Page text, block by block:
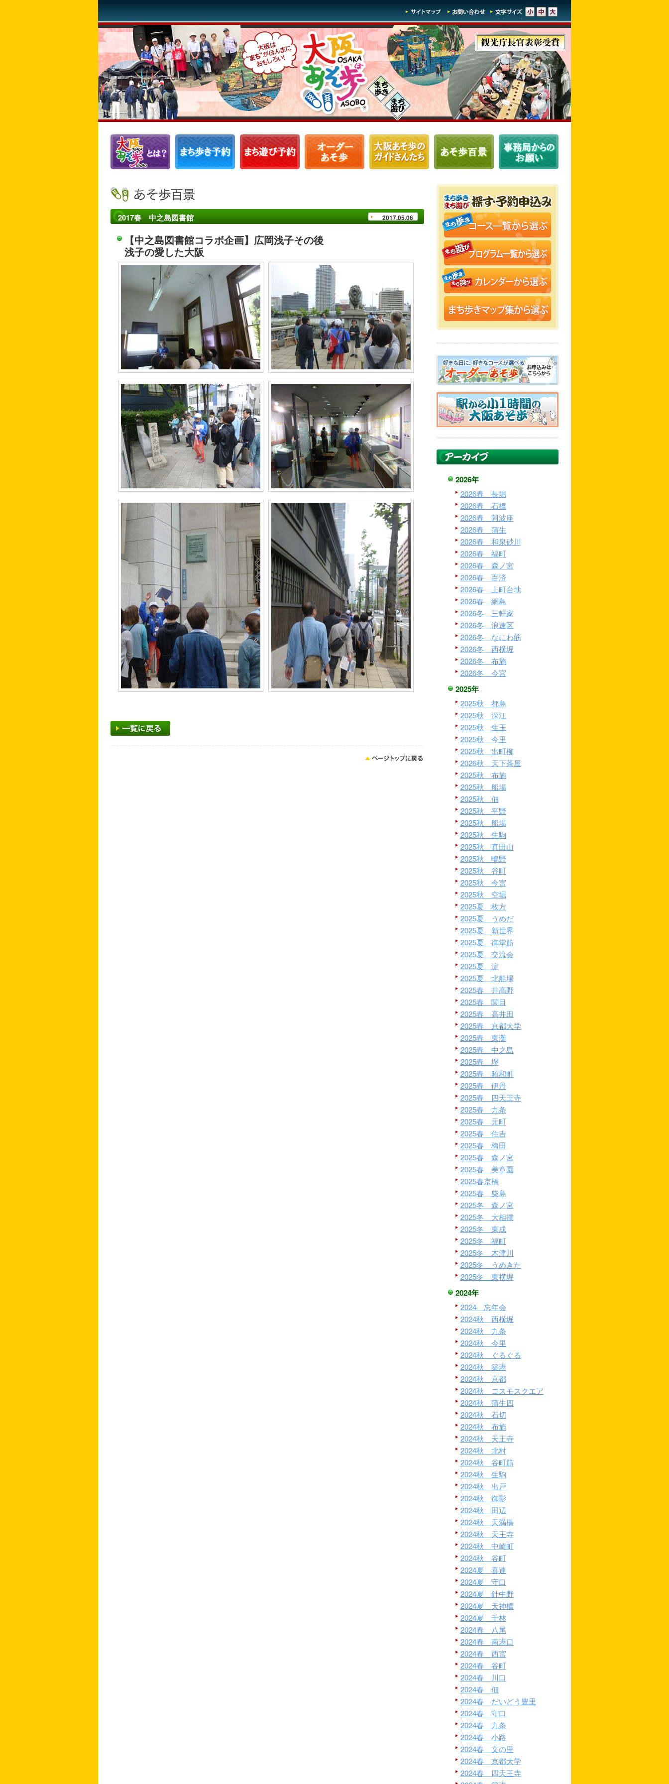
2026年
2026春 長堀
2026春 石橋
2026春 阿波座
2026春 蒲生
2026春 和泉砂川
2026春 福町
2026春 森ノ宮
2026春 百済
2026春 上町台地
2026春 網島
2026冬 三軒家
2026冬 浪速区
2026冬 なにわ筋
2026冬 西横堀
2026冬 布施
2026冬 今宮
2025年
2025秋 都島
2025秋 深江
2025秋 生玉
2025秋 今里
2025秋 出町柳
2026秋 天下茶屋
2025秋 布施
2025秋 船場
2025秋 佃
2025秋 平野
2025秋 船場
2025秋 生駒
2025秋 真田山
2025秋 鴫野
2025秋 谷町
2025秋 今宮
2025秋 空堀
2025夏 枚方
2025夏 うめだ
2025夏 新世界
2025夏 御堂筋
2025夏 交流会
2025夏 淀
2025夏 北船場
2025春 井高野
2025春 関目
2025春 高井田
2025春 京都大学
2025春 東灘
2025春 中之島
2025春 堺
2025春 昭和町
2025春 伊丹
2025春 四天王寺
2025春 九条
2025春 元町
2025春 住吉
2025春 梅田
2025春 森ノ宮
2025春 美章園
2025春京橋
2025春 柴島
2025冬 森ノ宮
2025冬 大相撲
2025冬 東成
2025冬 福町
2025冬 木津川
2025冬 うめきた
2025冬 東横堀
2024年
2024 忘年会
2024秋 西横堀
2024秋 九条
2024秋 今里
2024秋 ぐるぐる
2024秋 築港
2024秋 京都
2024秋 コスモスクエア
2024秋 蒲生四
2024秋 石切
2024秋 布施
2024秋 天王寺
2024秋 北村
2024秋 谷町筋
2024秋 生駒
2024秋 出戸
2024秋 御影
2024秋 田辺
2024秋 天満橋
2024秋 天王寺
2024秋 中崎町
2024秋 谷町
2024夏 喜連
2024夏 守口
2024夏 針中野
2024夏 天神橋
2024夏 千林
2024春 八尾
2024春 南港口
2024春 西宮
2024春 谷町
2024春 川口
2024春 佃
2024春 だいどう豊里
2024春 守口
2024春 九条
2024春 小路
2024春 文の里
2024春 京都大学
2024春 四天王寺
2017春 中之島図書館 2017.05.06
【中之島図書館コラボ企画】広岡浅子その後
浅子の愛した大阪